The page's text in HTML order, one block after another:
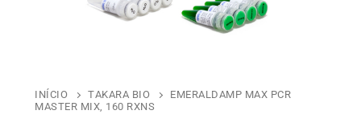
INÍCIO TAKARA BIO
EMERALDAMP MAX PCR
MASTER MIX, 160 RXNS